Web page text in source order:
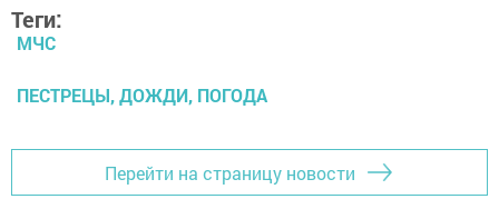
Теги:
МЧС
ПЕСТРЕЦЫ, ДОЖДИ, ПОГОДА
Перейти на страницу новости